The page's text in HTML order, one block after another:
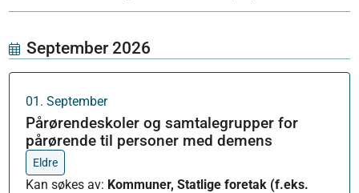
September 2026
01 . September
Pårørendeskoler og samtalegrupper for
pårørende til personer med demens
Eldre
Kan søkes av: Kommuner, Statlige foretak (f.eks.